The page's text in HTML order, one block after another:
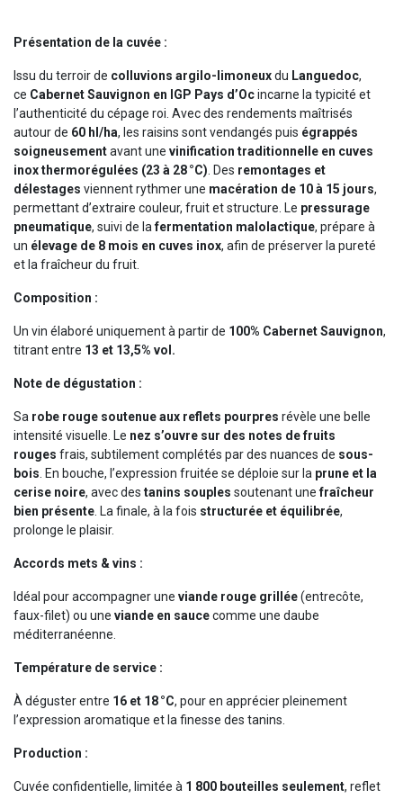
Présentation de la cuvée :
Issu du terroir de colluvions argilo-limoneuxdu Languedoc,
ce Cabernet Sauvignon en IGP Pays d’Ocincarne la typicité et
l’authenticité du cépage roi. Avec des rendements maîtrisés
autour de 60 hl/ha, les raisins sont vendangés puis égrappés
soigneusementavant une vinification traditionnelle en cuves
inox thermorégulées (23 à 28 °C). Des remontages et
délestages viennent rythmer une macération de 10 à 15 jours,
permettant d’extraire couleur, fruit et structure. Le pressurage
pneumatique, suivi de lafermentation malolactique, prépare à
un élevage de 8 mois en cuves inox, afin de préserver la pureté
et la fraîcheur du fruit.
Composition :
Un vin élaboré uniquement à partir de 100% Cabernet Sauvignon,
titrant entre 13 et 13,5% vol.
Note de dégustation :
Sa robe rouge soutenue aux reflets pourpres révèle une belle
intensité visuelle. Le nez s’ouvre sur des notes de fruits
rouges frais, subtilement complétés par des nuances de sous-
bois. En bouche, l’expression fruitée se déploie sur la prune et la
cerise noire, avec des tanins souples soutenant unefraîcheur
bien présente. La finale, à la fois structurée et équilibrée,
prolonge le plaisir.
Accords mets & vins :
Idéal pour accompagner une viande rouge grillée(entrecôte,
faux-filet) ou une viande en saucecomme une daube
méditerranéenne.
Température de service :
À déguster entre 16 et 18 °C, pour en apprécier pleinement
l’expression aromatique et la finesse des tanins.
Production :
Cuvée confidentielle, limitée à 1 800 bouteilles seulement, reflet